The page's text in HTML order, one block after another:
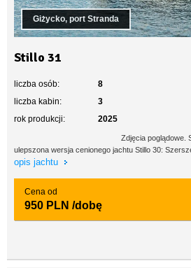
Giżycko, port Stranda
Stillo 31
liczba osób:
8
liczba kabin:
3
rok produkcji:
2025
Zdjęcia poglądowe. Stillo 31 –
ulepszona wersja cenionego jachtu Stillo 30:
opis jachtu
Cena od
950 PLN /dobę